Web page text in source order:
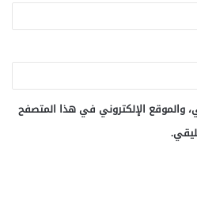
والموقع الإلكتروني في هذا المتصفح